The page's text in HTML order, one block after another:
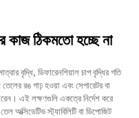
কাজ ঠিকমতো হচ্ছে না
বৃদ্ধি, ডিফারেনশিয়াল চাপ বৃদ্ধির গতি
রঙ গাঢ় হওয়া এবং সেপারেটর বা
এই লক্ষণগুলি একত্রে নির্দেশ করে
অক্সিডেটিভ স্ট্যাবিলিটি বা ডিপোজিট